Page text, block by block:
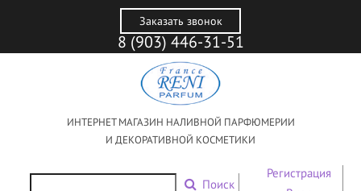
Заказать звонок
8 (903) 446-31-51
ИНТЕРНЕТ МАГАЗИН НАЛИВНОЙ ПАРФЮМЕРИИ
И ДЕКОРАТИВНОЙ КОСМЕТИКИ
Поиск
Регистрация